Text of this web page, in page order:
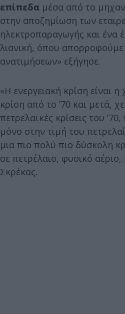
επίπεδα μέσα από το
στην αποζημίωση των
ηλεκτροπαραγωγής και ένα
λιανική, όπου
ανατιμήσεων» εξήγησε.
«Η ενεργειακή κρίση είναι η
κρίση από το ’70 και μετά,
πετρελαϊκές κρίσεις του
μόνο στην τιμή του
μια πιο πολύ πιο δύσκολη
σε πετρέλαιο, φυσικό αέριο,
Σκρέκας.